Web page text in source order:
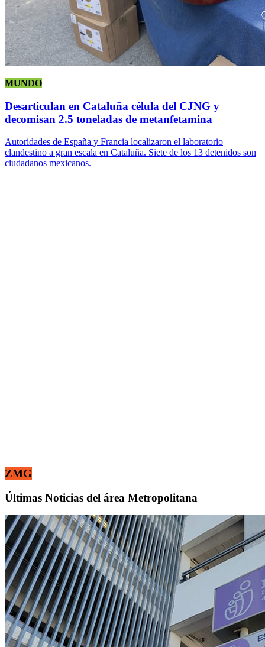
MUNDO
Desarticulan en Cataluña célula del CJNG y
decomisan 2.5 toneladas de metanfetamina
Autoridades de España y Francia localizaron el laboratorio
clandestino a gran escala en Cataluña. Siete de los 13 detenidos son
ciudadanos mexicanos.
ZMG
Últimas Noticias del área Metropolitana